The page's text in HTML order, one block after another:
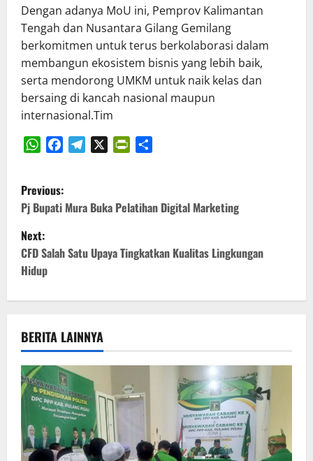
Dengan adanya MoU ini, Pemprov Kalimantan
Tengah dan Nusantara Gilang Gemilang
berkomitmen untuk terus berkolaborasi dalam
membangun ekosistem bisnis yang lebih baik,
serta mendorong UMKM untuk naik kelas dan
bersaing di kancah nasional maupun
internasional.Tim
P
o
s
t
n
a
v
i
g
a
Previous:
Pj Bupati Mura Buka Pelatihan Digital Marketing
Next:
CFD Salah Satu Upaya Tingkatkan Kualitas Lingkungan
Hidup
BERITA LAINNYA